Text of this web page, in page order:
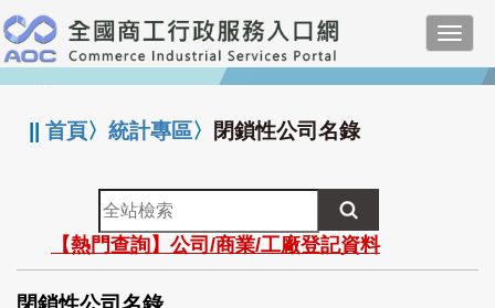
跳
到
主
要
:::
||首頁〉統計專區〉 閉鎖性公司名錄
全
站
檢
索
【熱門查詢】公司/商業/工廠登記資料